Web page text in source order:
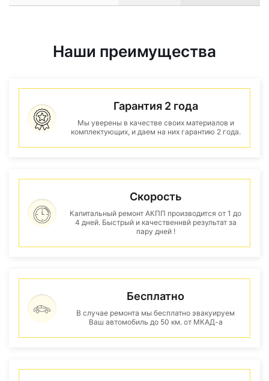
Наши преимущества
Гарантия 2 года
Мы уверены в качестве своих материалов и
комплектующих, и даем на них гарантию 2 года.
Скорость
Капитальный ремонт АКПП производится от 1 до
4 дней. Быстрый и качественнвй результат за
пару дней !
Бесплатно
В случае ремонта мы бесплатно эвакуируем
Ваш автомобиль до 50 км. от МКАД-а